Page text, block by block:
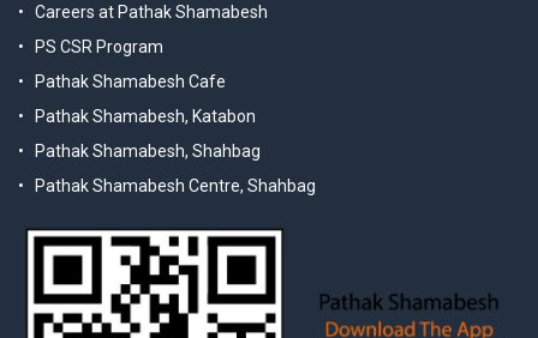
Careers at Pathak Shamabesh
PS CSR Program
Pathak Shamabesh Cafe
Pathak Shamabesh, Katabon
Pathak Shamabesh, Shahbag
Pathak Shamabesh Centre, Shahbag